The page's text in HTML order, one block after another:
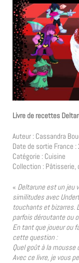
Livre de recettes
Auteur : Cassandra
Date de sortie France
Catégorie : Cuisine
Collection : Pâtisserie,
« Deltarune est un jeu
similitudes avec
touchants et bizarres.
parfois déroutante ou
En tant que joueur ou
cette question :
Quel goût à la mousse
Avec ce livre, je vous